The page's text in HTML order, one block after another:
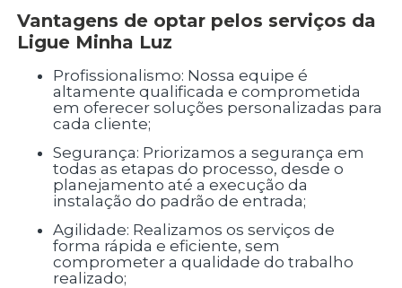
Vantagens de optar pelos serviços da
Ligue Minha Luz
Profissionalismo: Nossa equipe é
altamente qualificada e comprometida
em oferecer soluções personalizadas para
cada cliente;
Segurança: Priorizamos a segurança em
todas as etapas do processo, desde o
planejamento até a execução da
instalação do padrão de entrada;
Agilidade: Realizamos os serviços de
forma rápida e eficiente, sem
comprometer a qualidade do trabalho
realizado;